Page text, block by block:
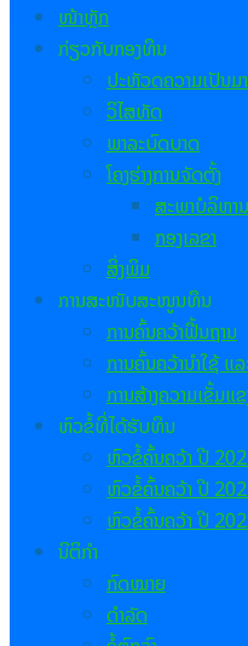
ໜ້າຫຼັກ
ກ່ຽວກັບກອງທຶນ
ປະຫັວດຄວາມເປັນມາ
ວິໄສທັດ
ພາລະບົດບາດ
ໂຄງຮ່າງການຈັດຕັ້ງ
ສະພາບໍລິຫາ
ກອງເລຂາ
ສິ່ງພິມ
ການສະໜັບສະໜູນທຶນ
ການຄົ້ນຄວ້າຟື້ນຖານ
ການຄົ້ນຄວ້ານຳໃຊ້ ແ
ການສ້າງຄວາມເຂັ້ມ
ຫົວຂໍ້ທີ່ໄດ້ຮັບທຶນ
ຫົວຂໍ້ຄົ້ນຄວ້າ ປີ
ຫົວຂໍ້ຄົ້ນຄວ້າ ປີ
ຫົວຂໍ້ຄົ້ນຄວ້າ ປີ
ນິຕິກຳ
ກົດໝາຍ
ດຳລັດ